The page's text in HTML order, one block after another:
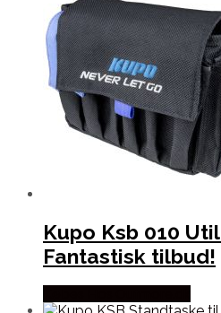
Kupo Ksb 010
Fantastisk tilbud!